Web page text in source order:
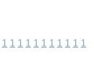
1 1 1 1 1 1 1 1 1 1 1